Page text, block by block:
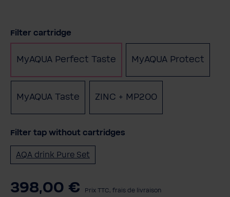
Sélectionnez
Filter cartridge
MyAQUA Perfect Taste MyAQUA Protect
MyAQUA Taste ZINC + MP200
Filter tap without cartridges
AQA drink Pure Set
398,00 € Prix TTC, frais de livraison